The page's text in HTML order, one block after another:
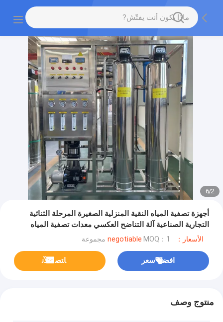
2
/
6
أجهزة تصفية المياه النقية المنزلية الصغيرة المرحلة الثنائية
التجارية الصناعية آلة التناضح العكسي معدات تصفية المياه
النقية معالجة المياه
الأسعار：negotiable MOQ：1 مجموعة
افضل سعر ﺎﺘﺼﻟ ﺍﻶﻧ
منتوج وصف